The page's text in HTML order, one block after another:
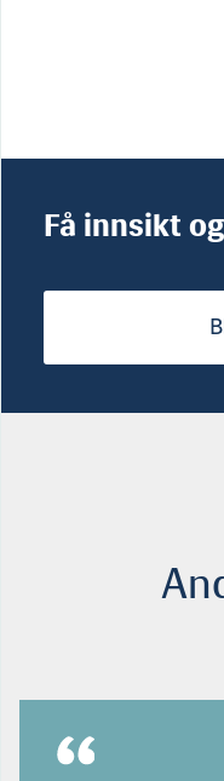
Få innsikt